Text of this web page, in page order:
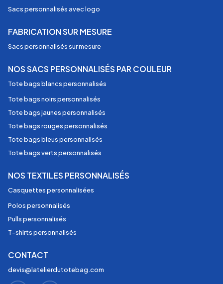
Sacs personnalisés avec logo
FABRICATION SUR MESURE
Sacs personnalisés sur mesure
NOS SACS PERSONNALISÉS PAR COULEUR
Tote bags blancs personnalisés
Tote bags noirs personnalisés
Tote bags jaunes personnalisés
Tote bags rouges personnalisés
Tote bags bleus personnalisés
Tote bags verts personnalisés
NOS TEXTILES PERSONNALISÉS
Casquettes personnalisées
Polos personnalisés
Pulls personnalisés
T-shirts personnalisés
CONTACT
devis@latelierdutotebag.com